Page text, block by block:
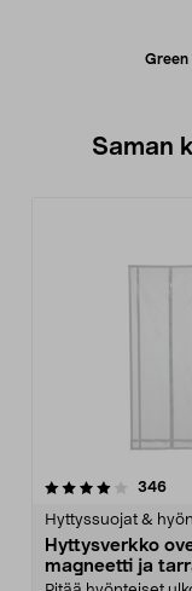
Green
Saman
346
Hyttyssuojat &
Hyttysverkko
magneetti ja
x 220 cm
4.0 viidestä